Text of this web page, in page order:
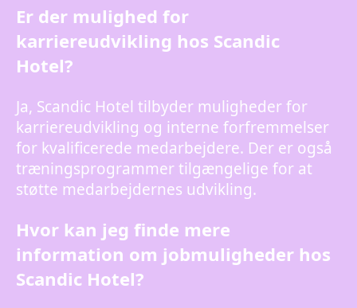
Er der mulighed for
karriereudvikling hos Scandic
Hotel?
Ja, Scandic Hotel tilbyder muligheder for
karriereudvikling og interne forfremmelser
for kvalificerede medarbejdere. Der er også
træningsprogrammer tilgængelige for at
støtte medarbejdernes udvikling.
Hvor kan jeg finde mere
information om jobmuligheder hos
Scandic Hotel?